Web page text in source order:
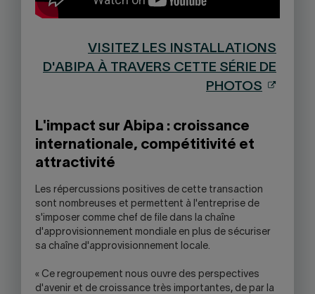
VISITEZ LES INSTALLATIONS
D'ABIPA À TRAVERS CETTE SÉRIE DE
PHOTOS
L'impact sur Abipa : croissance
internationale, compétitivité et
attractivité
Les répercussions positives de cette transaction
sont nombreuses et permettent à l'entreprise de
s'imposer comme chef de file dans la chaîne
d'approvisionnement mondiale en plus de sécuriser
sa chaîne d'approvisionnement locale.
« Ce regroupement nous ouvre des perspectives
d'avenir et de croissance très importantes, de par la